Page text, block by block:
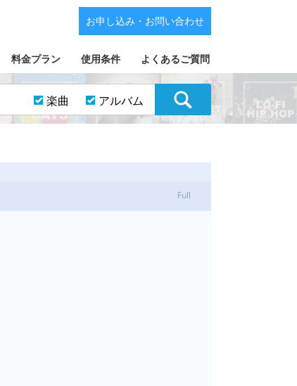
料金プラン 使用条件 よくあるご質問
お申し込み・お問い合わせ
楽曲 アルバム
Full